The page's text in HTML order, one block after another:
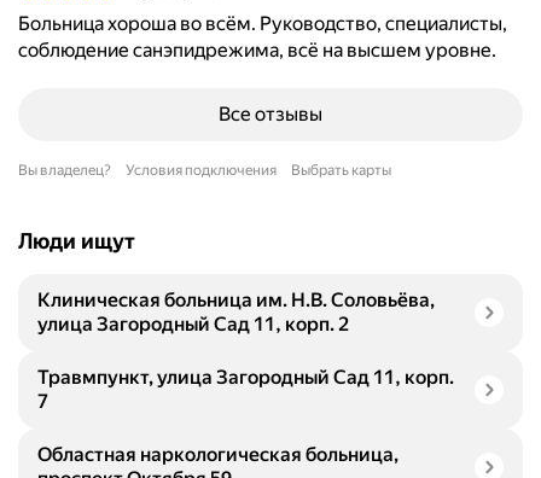
Больница хороша во всём. Руководство, специалисты,
соблюдение санэпидрежима, всё на высшем уровне.
Все отзывы
Вы владелец? Условия подключения Выбрать карты
Люди ищут
Клиническая больница им. Н.В. Соловьёва,
улица Загородный Сад 11, корп. 2
Травмпункт, улица Загородный Сад 11, корп.
7
Областная наркологическая больница,